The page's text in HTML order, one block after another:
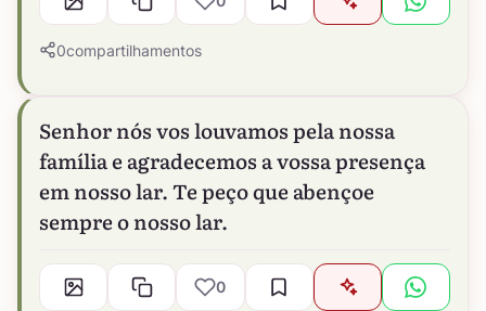
0compartilhamentos
Senhor nós vos louvamos pela nossa
família e agradecemos a vossa presença
em nosso lar. Te peço que abençoe
sempre o nosso lar.
0